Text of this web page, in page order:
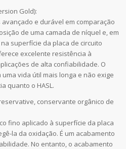
Gold):
avançado e durável em comparação
de uma camada de níquel e, em
superfície da placa de circuito
excelente resistência à
de alta confiabilidade. O
vida útil mais longa e não exige
quanto o HASL.
conservante orgânico de
fino aplicado à superfície da placa
la da oxidação. É um acabamento
No entanto, o acabamento